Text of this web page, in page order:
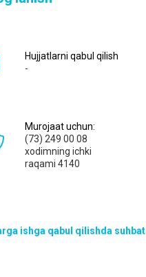
Hujjatlarni qabul qilish
-
Murojaat uchun:
(73) 249 00 08
xodimning ichki
raqami 4140
ishga qabul qilishda